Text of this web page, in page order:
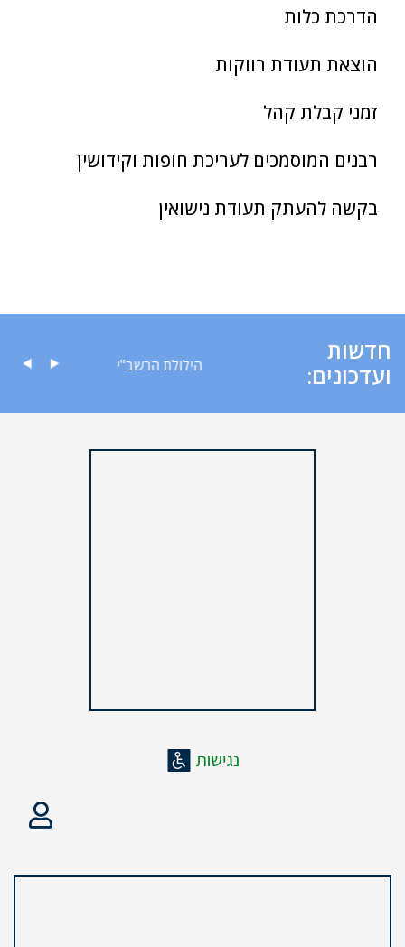
הדרכת כלות
הוצאת תעודת רווקות
זמני קבלת קהל
רבנים המוסמכים לעריכת חופות וקידושין
בקשה להעתק תעודת נישואין
חדשות
ועדכונים:
לציבור הילולת הרשב"י